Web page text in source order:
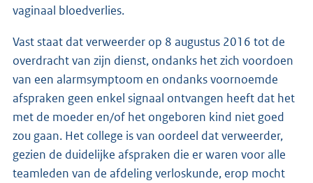
vaginaal bloedverlies.
Vast staat dat verweerder op 8 augustus 2016 tot de
overdracht van zijn dienst, ondanks het zich voordoen
van een alarmsymptoom en ondanks voornoemde
afspraken geen enkel signaal ontvangen heeft dat het
met de moeder en/of het ongeboren kind niet goed
zou gaan. Het college is van oordeel dat verweerder,
gezien de duidelijke afspraken die er waren voor alle
teamleden van de afdeling verloskunde, erop mocht